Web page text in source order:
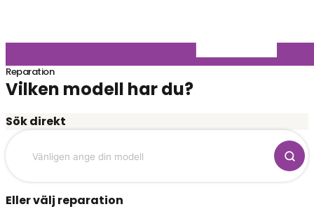
Reparation
Vilken modell har du?
Sök direkt
Eller välj reparation